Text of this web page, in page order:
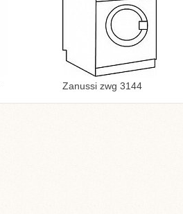
Zanussi zwg 3144